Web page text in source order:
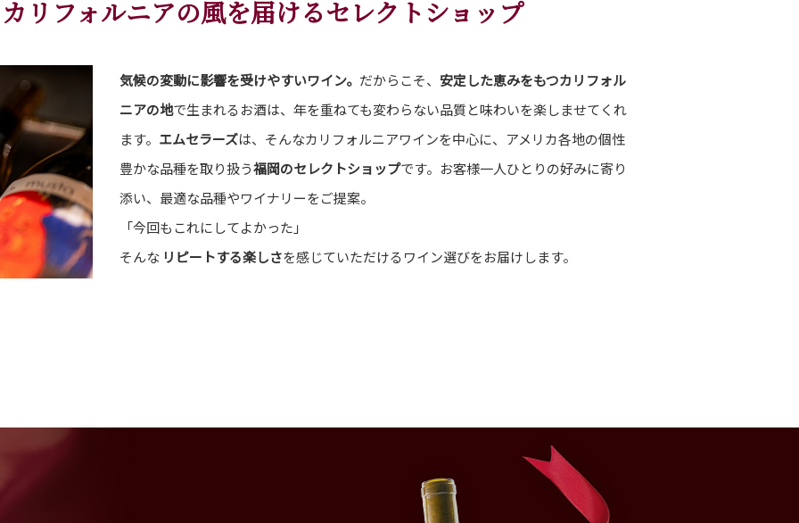
リフォルニアの風を届けるセレクトショップ
気候の変動に影響を受けやすいワイン。 だからこそ、 安定した恵みをもつカリフォル
ニアの地で生まれるお酒は、年を重ねても変わらない品質と味わいを楽しませてくれ
ます。 エムセラーズは、そんなカリフォルニアワインを中心に、アメリカ各地の個性
豊かな品種を取り扱う福岡のセレクトショップです。お客様一人ひとりの好みに寄り
添い、最適な品種やワイナリーをご提案。
「今回もこれにしてよかった」
そんな リピートする楽しさを感じていただけるワイン選びをお届けします。